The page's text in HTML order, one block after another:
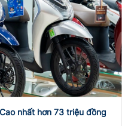
nhất hơn 73 triệu đồng